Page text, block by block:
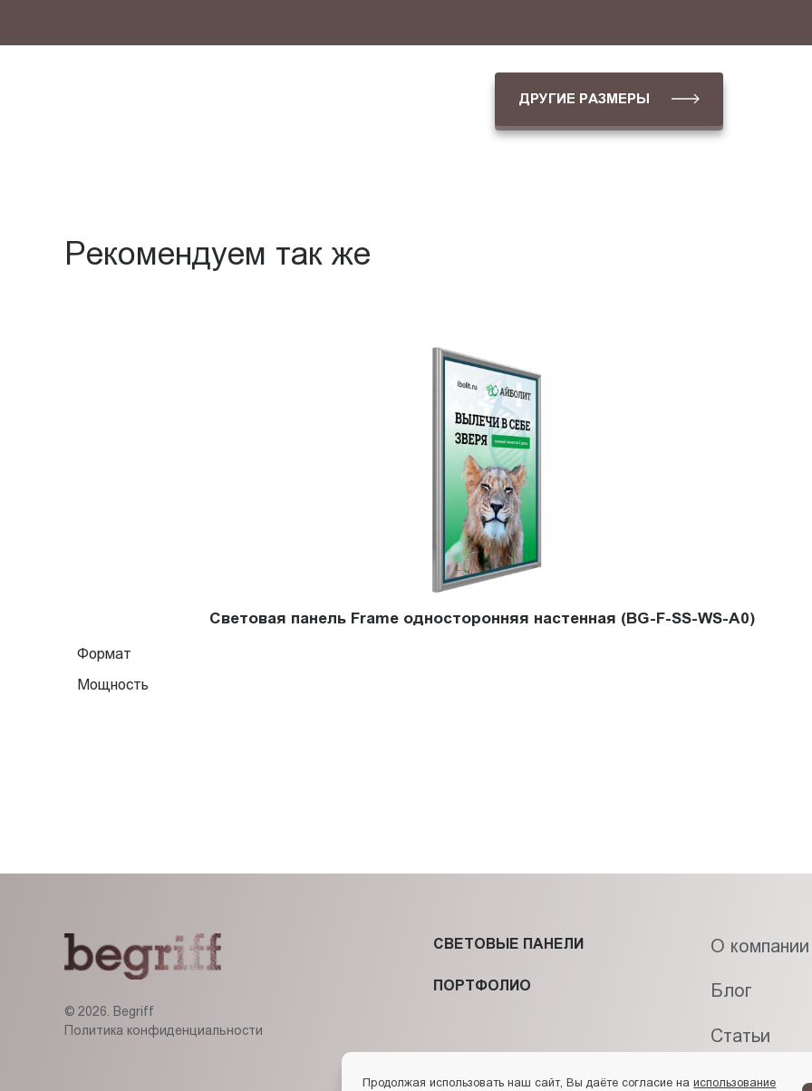
ДРУГИЕ РАЗМЕРЫ
Рекомендуем так же
Световая панель Frame односторонняя настенная (BG-F-SS-WS-A0)
Формат
Мощность
© 2026. Begriff
Политика конфиденциальности
СВЕТОВЫЕ ПАНЕЛИ
ПОРТФОЛИО
О компании
Блог
Статьи
Контакты
Продолжая использовать наш сайт, Вы даёте согласие наиспользование